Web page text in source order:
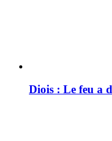
Diois : Le feu a